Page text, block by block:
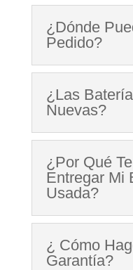
¿Dónde
Pedido?
¿Las
Nuevas?
¿Por Qué
Entregar Mi
Usada?
¿ Cómo
Garantía?